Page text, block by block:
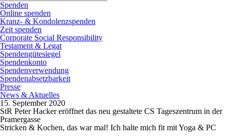
Spenden
Online spenden
Kranz- & Kondolenzspenden
Zeit spenden
Corporate Social Responsibility
Testament & Legat
Spendengütesiegel
Spendenkonto
Spendenverwendung
Spendenabsetzbarkeit
Presse
News & Aktuelles
15. September 2020
StR Peter Hacker eröffnet das neu gestaltete CS Tageszentrum in der
Pramergasse
Stricken & Kochen, das war mal! Ich halte mich fit mit Yoga & PC